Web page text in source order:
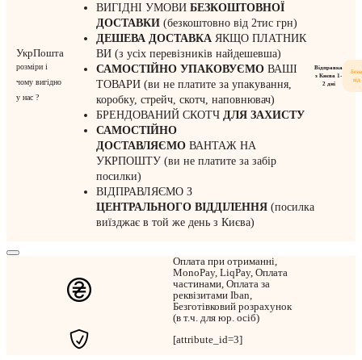
УкрПошта
розміри і
чому вигідно
у нас ?
ВИГІДНІ УМОВИ БЕЗКОШТОВНОЇ
ДОСТАВКИ (безкоштовно від 2тис грн)
ДЕШЕВА ДОСТАВКА ЯКЩО ПЛАТНИК
ВИ (з усіх перевізників найдешевша)
САМОСТІЙНО УПАКОВУЄМО ВАШІ
ТОВАРИ (ви не платите за упакування,
коробку, стрейч, скотч, наповнювач)
БРЕНДОВАНИЙ СКОТЧ ДЛЯ ЗАХИСТУ
САМОСТІЙНО
ДОСТАВЛЯЄМО ВАНТАЖ НА
УКРПОШТУ (ви не платите за забір
посилки)
ВІДПРАВЛЯЄМО З
ЦЕНТРАЛЬНОГО ВІДДІЛЕННЯ (посилка
виїзджає в той же день з Києва)
Відправка
з Києва 1-
2 дні
Оплата при отриманні,
MonoPay, LiqPay, Оплата
частинами, Оплата за
реквізитами Iban,
Безготівковий розрахунок
(в т.ч. для юр. осіб)
[attribute_id=3]